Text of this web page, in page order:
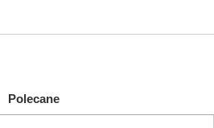
Polecane